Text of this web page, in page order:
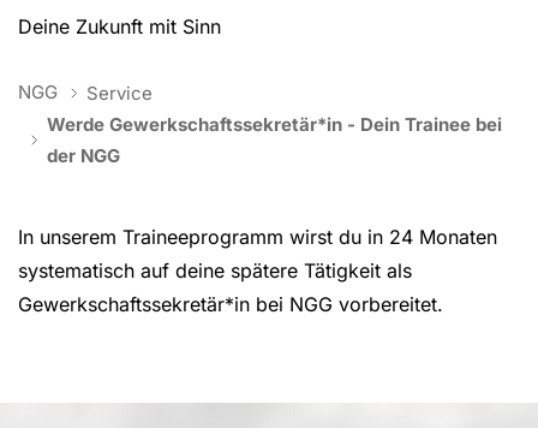
Deine Zukunft mit Sinn
NGG
Service
Werde Gewerkschaftssekretär*in - Dein Trainee bei
der NGG
In unserem Traineeprogramm wirst du in 24 Monaten
systematisch auf deine spätere Tätigkeit als
Gewerkschaftssekretär*in bei NGG vorbereitet.